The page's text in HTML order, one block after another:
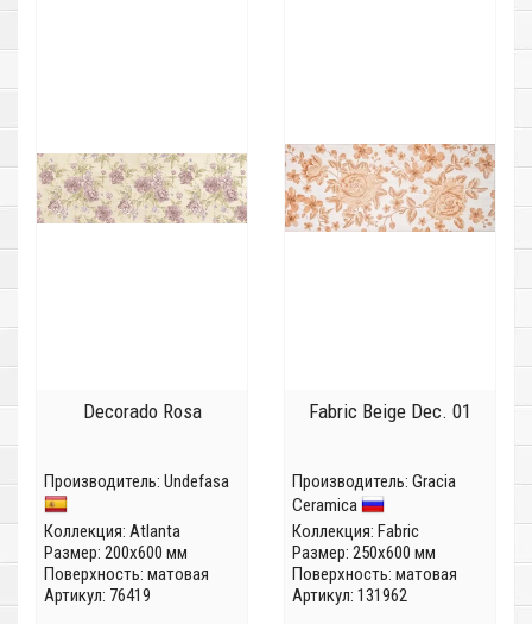
Decorado Rosa
Производитель: Undefasa
Коллекция: Atlanta
Размер: 200x600 мм
Поверхность: матовая
Артикул: 76419
Fabric Beige Dec. 01
Производитель: Gracia
Ceramica
Коллекция: Fabric
Размер: 250x600 мм
Поверхность: матовая
Артикул: 131962